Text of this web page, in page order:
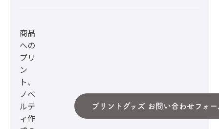
商品
への
プリ
ン
ト、
ノベ
ルテ
ィ作
プリントグッズ お問い合わせフォー